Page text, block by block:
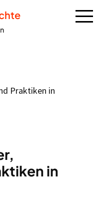
Praktiken in
in